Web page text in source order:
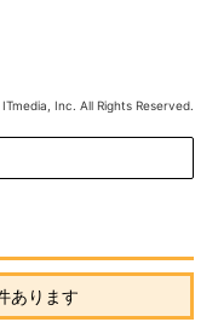
イルを追加する
新する（アーカイブ内の同
のだけを追加する）
ステムを比較する
Inc. All Rights Reserved.
あります